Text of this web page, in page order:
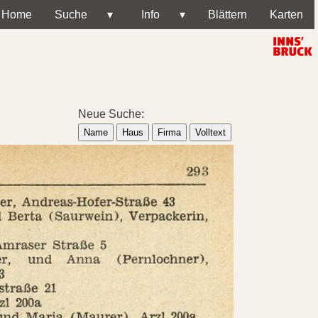
Home Suche ▾ Info ▾ Blättern Karten
Neue Suche:
Name Haus Firma Volltext